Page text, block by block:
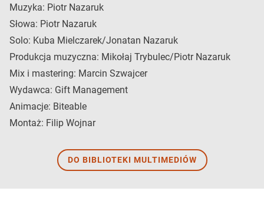
Muzyka: Piotr Nazaruk
Słowa: Piotr Nazaruk
Solo: Kuba Mielczarek/Jonatan Nazaruk
Produkcja muzyczna: Mikołaj Trybulec/Piotr Nazaruk
Mix i mastering: Marcin Szwajcer
Wydawca: Gift Management
Animacje: Biteable
Montaż: Filip Wojnar
DO BIBLIOTEKI MULTIMEDIÓW